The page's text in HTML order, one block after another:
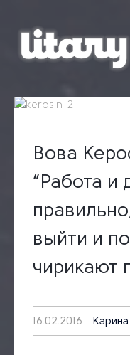
content
Вова
“Работа и
выйти и
чирикают
16.02.2016